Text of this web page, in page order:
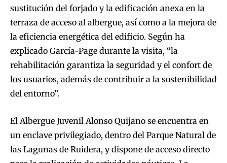
sustitución del forjado y la edificación anexa en la
terraza de acceso al albergue, así como a la mejora de
la eficiencia energética del edificio. Según ha
explicado García-Page durante la visita, “la
rehabilitación garantiza la seguridad y el confort de
los usuarios, además de contribuir a la sostenibilidad
del entorno”.
El Albergue Juvenil Alonso Quijano se encuentra en
un enclave privilegiado, dentro del Parque Natural de
las Lagunas de Ruidera, y dispone de acceso directo